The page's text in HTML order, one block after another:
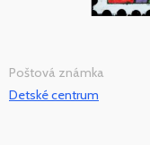
Poštová známka
Detské centrum